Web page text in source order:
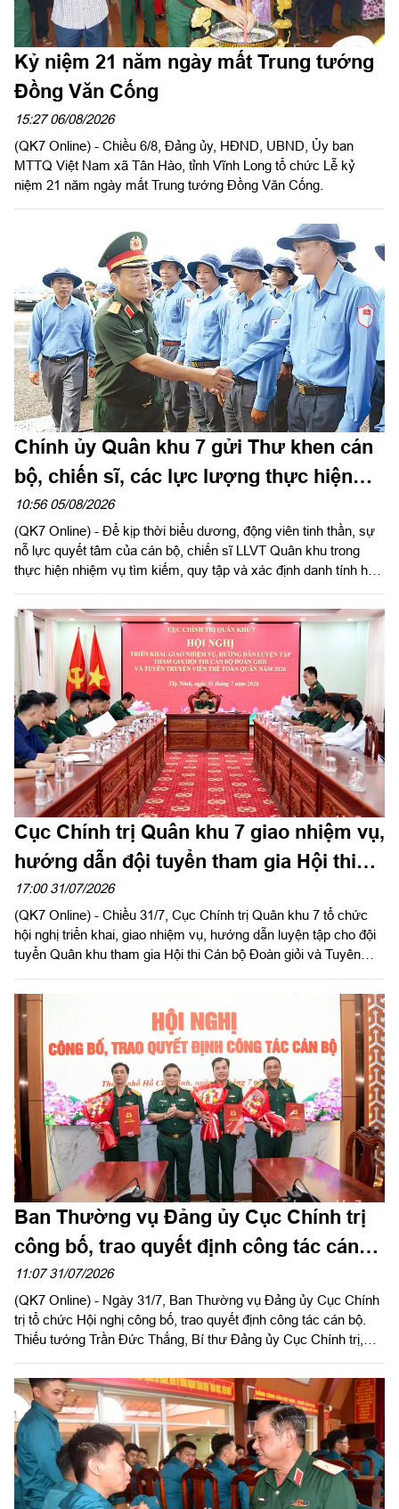
Kỷ niệm 21 năm ngày mất Trung tướng
Đồng Văn Cống
15:27 06/08/2026
(QK7 Online) - Chiều 6/8, Đảng ủy, HĐND, UBND, Ủy ban
MTTQ Việt Nam xã Tân Hào, tỉnh Vĩnh Long tổ chức Lễ kỷ
niệm 21 năm ngày mất Trung tướng Đồng Văn Cống.
Chính ủy Quân khu 7 gửi Thư khen cán
bộ, chiến sĩ, các lực lượng thực hiện
nhiệm vụ tìm kiếm, quy tập và xác định
danh tính hài cốt liệt sĩ
10:56 05/08/2026
(QK7 Online) - Để kịp thời biểu dương, động viên tinh thần, sự
nỗ lực quyết tâm của cán bộ, chiến sĩ LLVT Quân khu trong
thực hiện nhiệm vụ tìm kiếm, quy tập và xác định danh tính hài
Đảng ủy, Chính ủy Quân khu 7 gửi Thư khen cán bộ, chiến sĩ,
các lực lượng thực hiện nhiệm vụ tìm kiếm, quy tập và xác
định danh tính hài cốt liệt sĩ. Báo Quân khu đăng toàn văn Thư
khen của đồng chí Chính ủy Quân khu 7.
Cục Chính trị Quân khu 7 giao nhiệm vụ,
hướng dẫn đội tuyển tham gia Hội thi
Cán bộ Đoàn giỏi và Tuyên truyền viên
trẻ toàn quân năm 2026
17:00 31/07/2026
(QK7 Online) - Chiều 31/7, Cục Chính trị Quân khu 7 tổ chức
hội nghị triển khai, giao nhiệm vụ, hướng dẫn luyện tập cho đội
tuyển Quân khu tham gia Hội thi Cán bộ Đoàn giỏi và Tuyên
Phó Chủ nhiệm Chính trị Quân khu chủ trì hội nghị.
Ban Thường vụ Đảng ủy Cục Chính trị
công bố, trao quyết định công tác cán
bộ
11:07 31/07/2026
(QK7 Online) - Ngày 31/7, Ban Thường vụ Đảng ủy Cục Chính
trị tổ chức Hội nghị công bố, trao quyết định công tác cán bộ.
Thiếu tướng Trần Đức Thắng, Bí thư Đảng ủy Cục Chính trị,
cán bộ.